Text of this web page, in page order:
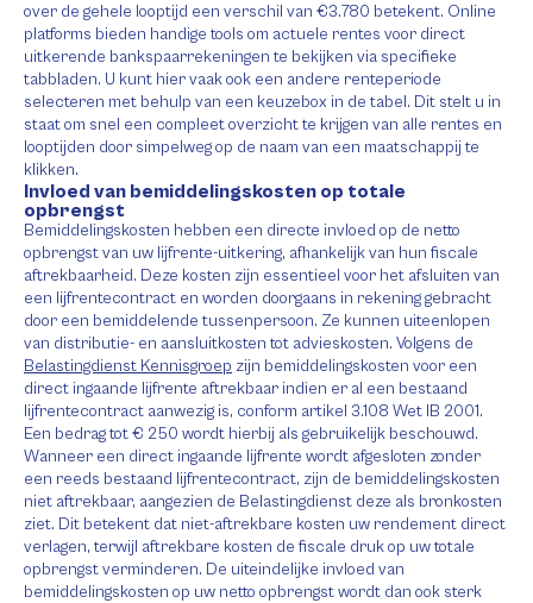
over de gehele looptijd een verschil van €3.780 betekent. Online
platforms bieden handige tools om actuele rentes voor direct
uitkerende bankspaarrekeningen te bekijken via specifieke
tabbladen. U kunt hier vaak ook een andere renteperiode
selecteren met behulp van een keuzebox in de tabel. Dit stelt u in
staat om snel een compleet overzicht te krijgen van alle rentes en
looptijden door simpelweg op de naam van een maatschappij te
klikken.
Invloed van bemiddelingskosten op totale
opbrengst
Bemiddelingskosten hebben een directe invloed op de netto
opbrengst van uw lijfrente-uitkering, afhankelijk van hun fiscale
aftrekbaarheid. Deze kosten zijn essentieel voor het afsluiten van
een lijfrentecontract en worden doorgaans in rekening gebracht
door een bemiddelende tussenpersoon. Ze kunnen uiteenlopen
van distributie- en aansluitkosten tot advieskosten. Volgens de
Belastingdienst Kennisgroep zijn bemiddelingskosten voor een
direct ingaande lijfrente aftrekbaar indien er al een bestaand
lijfrentecontract aanwezig is, conform artikel 3.108 Wet IB 2001.
Een bedrag tot € 250 wordt hierbij als gebruikelijk beschouwd.
Wanneer een direct ingaande lijfrente wordt afgesloten zonder
een reeds bestaand lijfrentecontract, zijn de bemiddelingskosten
niet aftrekbaar, aangezien de Belastingdienst deze als bronkosten
ziet. Dit betekent dat niet-aftrekbare kosten uw rendement direct
verlagen, terwijl aftrekbare kosten de fiscale druk op uw totale
opbrengst verminderen. De uiteindelijke invloed van
bemiddelingskosten op uw netto opbrengst wordt dan ook sterk